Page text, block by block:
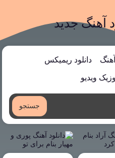
آهنگ جدید
دانلود ریمیکس
ویدیو
جستجو